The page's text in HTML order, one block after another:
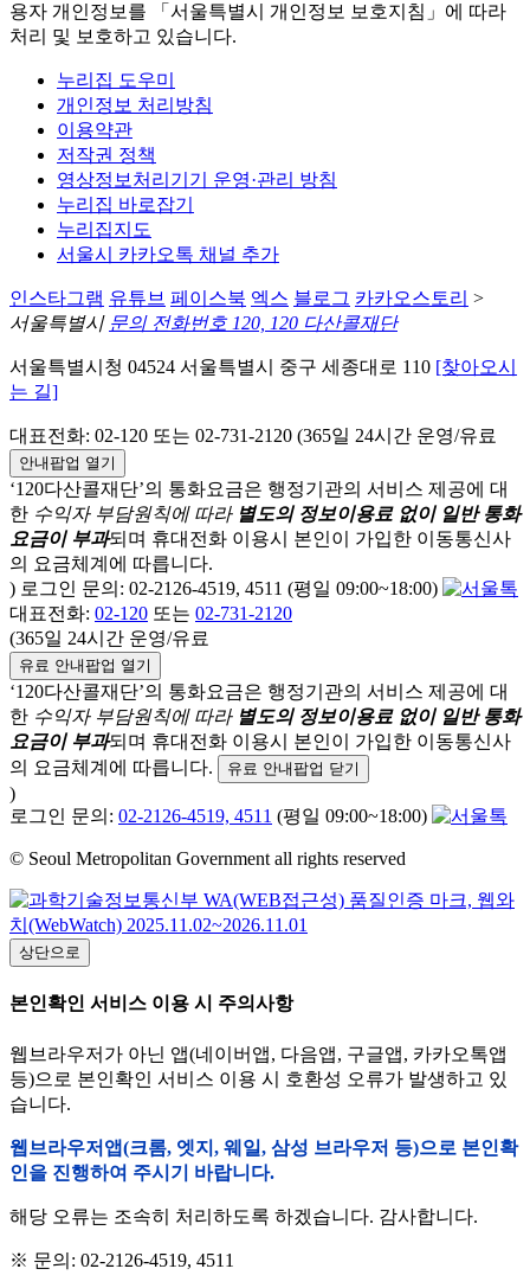
용자 개인정보를 「서울특별시 개인정보 보호지침」에 따라
처리 및 보호하고 있습니다.
누리집 도우미
개인정보 처리방침
이용약관
저작권 정책
영상정보처리기기 운영·관리 방침
누리집 바로잡기
누리집지도
서울시 카카오톡 채널 추가
인스타그램 유튜브 페이스북 엑스 블로그 카카오스토리 >
서울특별시 문의 전화번호 120, 120 다산콜재단
서울특별시청 04524 서울특별시 중구 세종대로 110 [찾아오시
는 길]
대표전화: 02-120 또는 02-731-2120 (365일 24시간 운영/유료
안내팝업 열기
‘120다산콜재단’의 통화요금은 행정기관의 서비스 제공에 대
한 수익자 부담원칙에 따라 별도의 정보이용료 없이 일반 통화
요금이 부과되며 휴대전화 이용시 본인이 가입한 이동통신사
의 요금체계에 따릅니다.
) 로그인 문의: 02-2126-4519, 4511 (평일 09:00~18:00)
대표전화: 02-120 또는 02-731-2120
(365일 24시간 운영/유료
유료 안내팝업 열기
‘120다산콜재단’의 통화요금은 행정기관의 서비스 제공에 대
한 수익자 부담원칙에 따라 별도의 정보이용료 없이 일반 통화
요금이 부과되며 휴대전화 이용시 본인이 가입한 이동통신사
의 요금체계에 따릅니다.
유료 안내팝업 닫기
)
로그인 문의: 02-2126-4519, 4511 (평일 09:00~18:00)
© Seoul Metropolitan Government all rights reserved
상단으로
본인확인 서비스 이용 시 주의사항
웹브라우저가 아닌 앱(네이버앱, 다음앱, 구글앱, 카카오톡앱
등)으로 본인확인 서비스 이용 시 호환성 오류가 발생하고 있
습니다.
웹브라우저앱(크롬, 엣지, 웨일, 삼성 브라우저 등)으로 본인확
인을 진행하여 주시기 바랍니다.
해당 오류는 조속히 처리하도록 하겠습니다. 감사합니다.
※ 문의: 02-2126-4519, 4511